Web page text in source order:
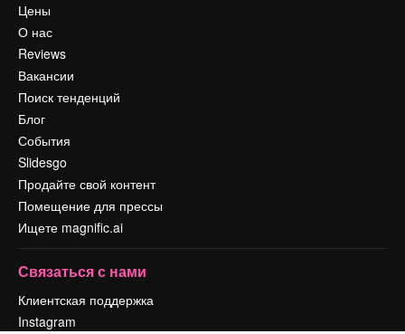
Цены
О нас
Reviews
Вакансии
Поиск тенденций
Блог
События
Slidesgo
Продайте свой контент
Помещение для прессы
Ищете magnific.ai
Связаться с нами
Клиентская поддержка
Instagram